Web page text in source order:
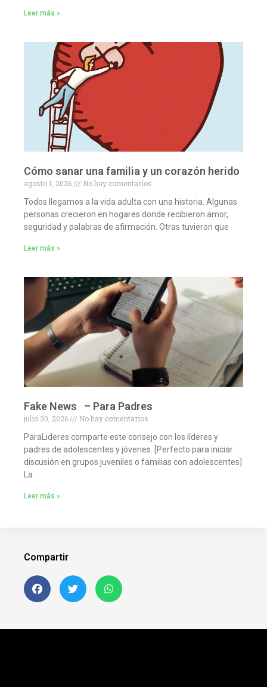
Leer más »
Cómo sanar una familia y un corazón herido
agosto 1, 2026
No hay comentarios
Todos llegamos a la vida adulta con una historia. Algunas
personas crecieron en hogares donde recibieron amor,
seguridad y palabras de afirmación. Otras tuvieron que
Leer más »
Fake News – Para Padres
julio 30, 2026
No hay comentarios
ParaLideres comparte este consejo con los líderes y
padres de adolescentes y jóvenes. [Perfecto para iniciar
discusión en grupos juveniles o familias con adolescentes]
La
Leer más »
Compartir